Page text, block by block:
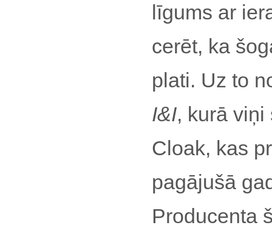
līgums ar
cerēt, ka
plati. Uz to
I&I, kurā
Cloak, kas
pagājušā
Producenta